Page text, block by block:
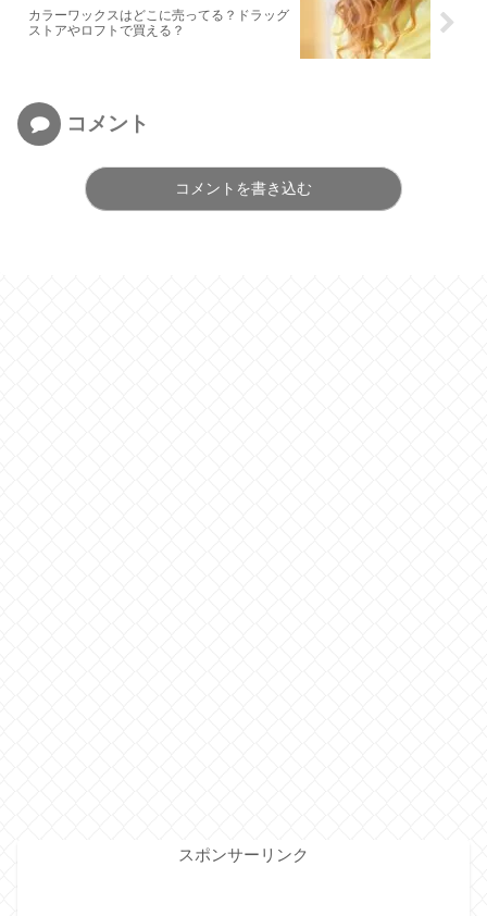
カラーワックスはどこに売ってる？ドラッグ
ストアやロフトで買える？
コメント
コメントを書き込む
スポンサーリンク